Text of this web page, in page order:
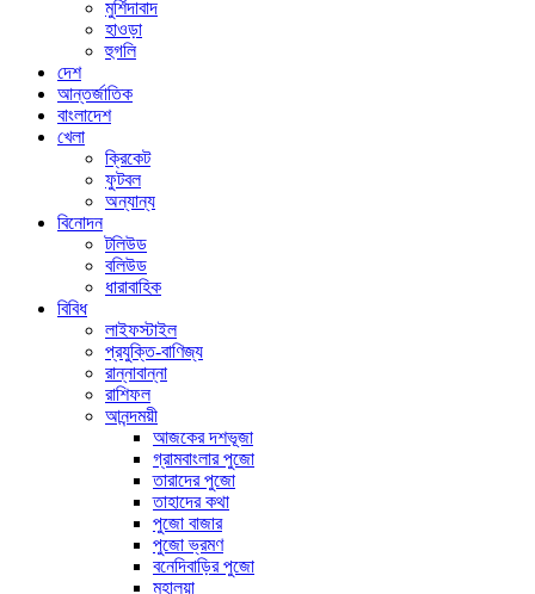
মুর্শিদাবাদ
হাওড়া
হুগলি
দেশ
আন্তর্জাতিক
বাংলাদেশ
খেলা
ক্রিকেট
ফুটবল
অন্যান্য
বিনোদন
টলিউড
বলিউড
ধারাবাহিক
বিবিধ
লাইফস্টাইল
প্রযুক্তি-বাণিজ্য
রান্নাবান্না
রাশিফল
আনন্দময়ী
আজকের দশভূজা
গ্রামবাংলার পুজো
তারাদের পুজো
তাহাদের কথা
পুজো বাজার
পুজো ভ্রমণ
বনেদিবাড়ির পুজো
মহালয়া